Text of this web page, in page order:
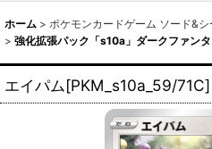
ホーム > ポケモンカードゲーム ソード&
> 強化拡張パック「s10a」ダークファン
エイパム[PKM_s10a_59/71C]